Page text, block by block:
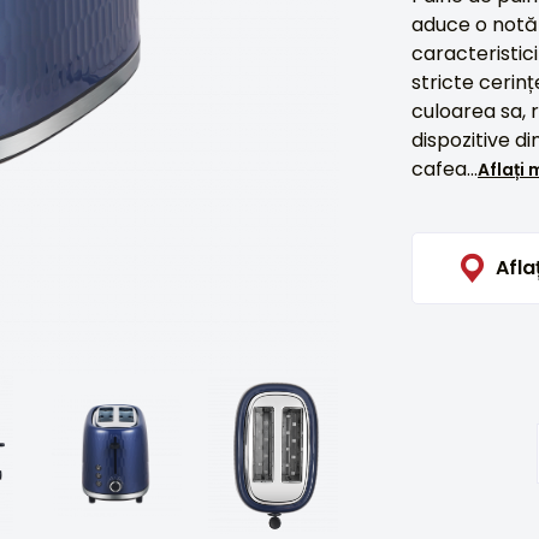
aduce o
stricte
culoarea sa,
dispozitive
cafea...Aflați